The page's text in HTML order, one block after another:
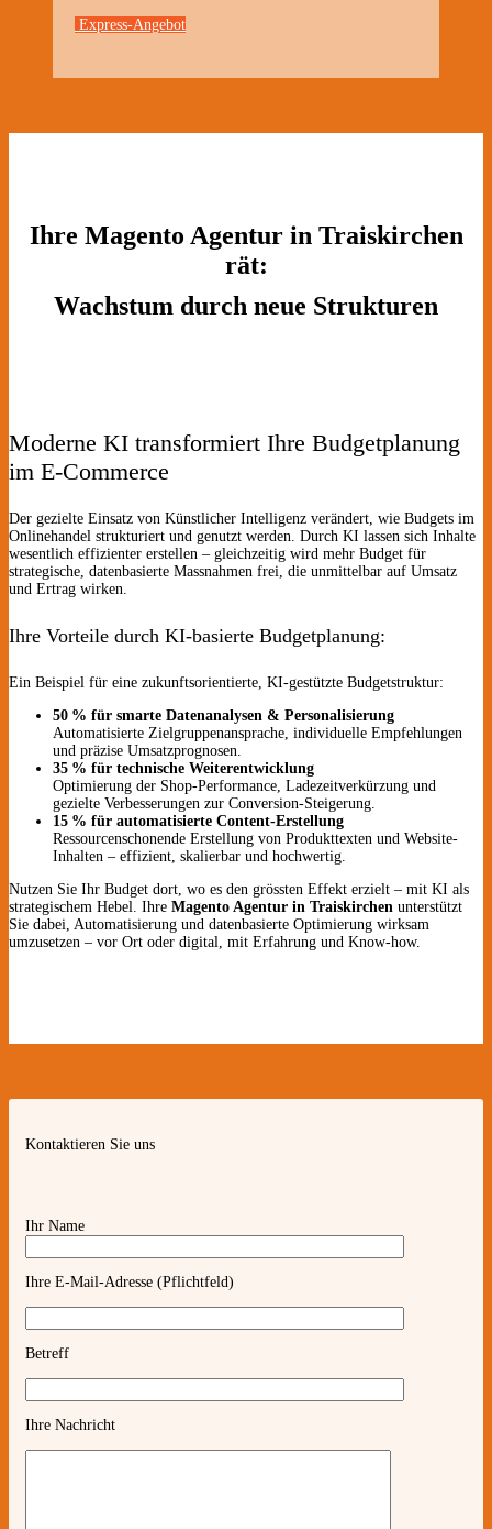
Express-Angebot
Ihre Magento Agentur in Traiskirchen
rät:
Wachstum durch neue Strukturen
Moderne KI transformiert Ihre Budgetplanung
im E-Commerce
Der gezielte Einsatz von Künstlicher Intelligenz verändert, wie Budgets im
Onlinehandel strukturiert und genutzt werden. Durch KI lassen sich Inhalte
wesentlich effizienter erstellen – gleichzeitig wird mehr Budget für
strategische, datenbasierte Massnahmen frei, die unmittelbar auf Umsatz
und Ertrag wirken.
Ihre Vorteile durch KI-basierte Budgetplanung:
Ein Beispiel für eine zukunftsorientierte, KI-gestützte Budgetstruktur:
50 % für smarte Datenanalysen & Personalisierung
Automatisierte Zielgruppenansprache, individuelle Empfehlungen
und präzise Umsatzprognosen.
35 % für technische Weiterentwicklung
Optimierung der Shop-Performance, Ladezeitverkürzung und
gezielte Verbesserungen zur Conversion-Steigerung.
15 % für automatisierte Content-Erstellung
Ressourcenschonende Erstellung von Produkttexten und Website-
Inhalten – effizient, skalierbar und hochwertig.
Nutzen Sie Ihr Budget dort, wo es den grössten Effekt erzielt – mit KI als
strategischem Hebel. Ihre Magento Agentur in Traiskirchen unterstützt
Sie dabei, Automatisierung und datenbasierte Optimierung wirksam
umzusetzen – vor Ort oder digital, mit Erfahrung und Know-how.
Kontaktieren Sie uns
Ihr Name
Ihre E-Mail-Adresse (Pflichtfeld)
Betreff
Ihre Nachricht